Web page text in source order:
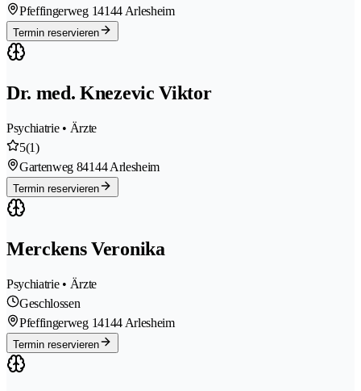
Pfeffingerweg 14144 Arlesheim
Termin reservieren
Dr. med. Knezevic Viktor
Psychiatrie • Ärzte
5(1)
Gartenweg 84144 Arlesheim
Termin reservieren
Merckens Veronika
Psychiatrie • Ärzte
Geschlossen
Pfeffingerweg 14144 Arlesheim
Termin reservieren